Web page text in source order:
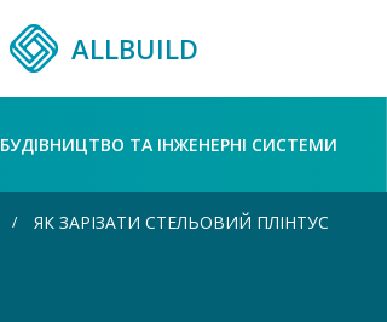
ALLBUILD
БУДІВНИЦТВО ТА ІНЖЕНЕРНІ СИСТЕМИ
ЯК ЗАРІЗАТИ СТЕЛЬОВИЙ ПЛІНТУС